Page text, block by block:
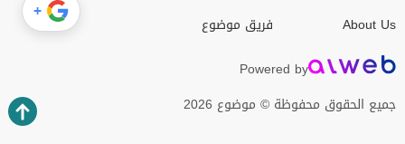
About Us
فريق موضوع
Powered by
جميع الحقوق محفوظة © موضوع 2026
+